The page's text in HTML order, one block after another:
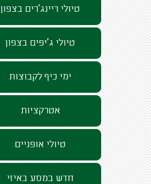
טיולי ריינג'רים בצפון
טיולי ג'יפים בצפון
ימי כיף לקבוצות
אטרקציות
טיולי אופניים
חדש במסע באיזי